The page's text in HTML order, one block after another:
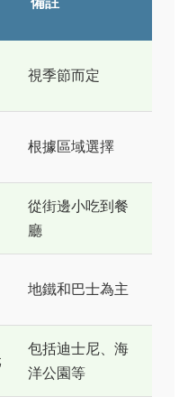
視季節而定
根據區域選擇
從街邊小吃到餐
廳
地鐵和巴士為主
包括迪士尼、海
洋公園等